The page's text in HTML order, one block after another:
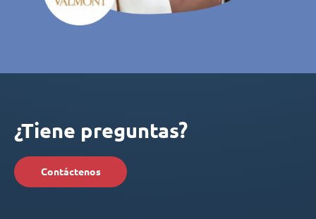
¿Tiene preguntas?
Contáctenos